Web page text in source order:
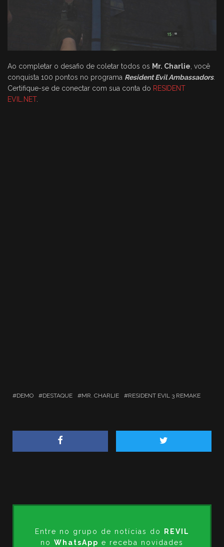
Ao completar o desafio de coletar todos os Mr. Charlie , você
conquista 100 pontos no programa Resident Evil Ambassadors.
Certifique-se de conectar com sua conta do RESIDENT
EVIL.NET.
DEMO DESTAQUE MR. CHARLIE RESIDENT EVIL 3 REMAKE
Entre no grupo de notícias do
REVIL
no WhatsApp e receba novidades